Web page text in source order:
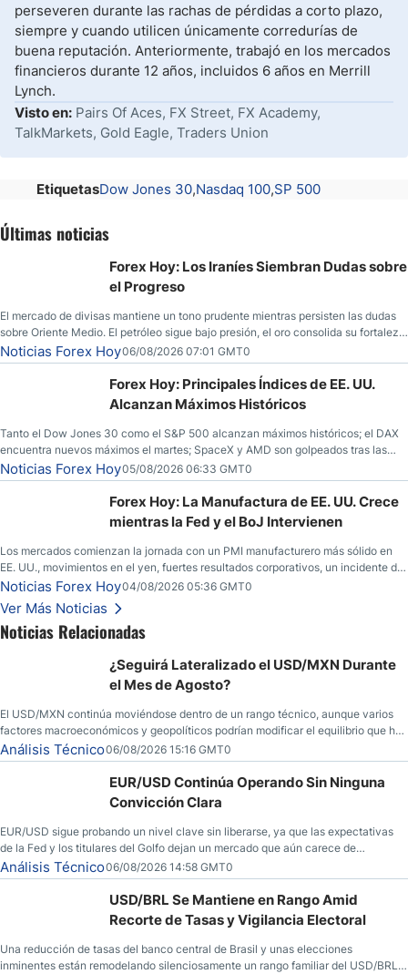
perseveren durante las rachas de pérdidas a corto plazo,
siempre y cuando utilicen únicamente corredurías de
buena reputación. Anteriormente, trabajó en los mercados
financieros durante 12 años, incluidos 6 años en Merrill
Lynch.
Visto en: Pairs Of Aces, FX Street, FX Academy,
TalkMarkets, Gold Eagle, Traders Union
EtiquetasDow Jones 30 Nasdaq 100 SP 500
Últimas noticias
Forex Hoy: Los Iraníes Siembran Dudas sobre
el Progreso
El mercado de divisas mantiene un tono prudente mientras persisten las dudas
sobre Oriente Medio. El petróleo sigue bajo presión, el oro consolida su fortaleza
y los operadores esperan nuevas referencias económicas desde Estados
Unidos.
Noticias Forex Hoy06/08/2026 07:01 GMT0
Forex Hoy: Principales Índices de EE. UU.
Alcanzan Máximos Históricos
Tanto el Dow Jones 30 como el S&P 500 alcanzan máximos históricos; el DAX
encuentra nuevos máximos el martes; SpaceX y AMD son golpeados tras las
llamadas de ganancias; el petróleo crudo cae por debajo de los $80 con nuevas
esperanzas; el dólar estadounidense continúa intentando estabilizarse frente al
yen; el peso mexicano ve un repunte a medida que las tasas caen en EE. UU.
Noticias Forex Hoy05/08/2026 06:33 GMT0
Forex Hoy: La Manufactura de EE. UU. Crece
mientras la Fed y el BoJ Intervienen
Los mercados comienzan la jornada con un PMI manufacturero más sólido en
EE. UU., movimientos en el yen, fuertes resultados corporativos, un incidente de
seguridad en Bitcoin y nuevas señales desde el mercado del petróleo.
Noticias Forex Hoy04/08/2026 05:36 GMT0
Ver Más Noticias
Noticias Relacionadas
¿Seguirá Lateralizado el USD/MXN Durante
el Mes de Agosto?
El USD/MXN continúa moviéndose dentro de un rango técnico, aunque varios
factores macroeconómicos y geopolíticos podrían modificar el equilibrio que ha
dominado al mercado en las últimas semanas.
Análisis Técnico06/08/2026 15:16 GMT0
EUR/USD Continúa Operando Sin Ninguna
Convicción Clara
EUR/USD sigue probando un nivel clave sin liberarse, ya que las expectativas
de la Fed y los titulares del Golfo dejan un mercado que aún carece de
convicción real.
Análisis Técnico06/08/2026 14:58 GMT0
USD/BRL Se Mantiene en Rango Amid
Recorte de Tasas y Vigilancia Electoral
Una reducción de tasas del banco central de Brasil y unas elecciones
inminentes están remodelando silenciosamente un rango familiar del USD/BRL.